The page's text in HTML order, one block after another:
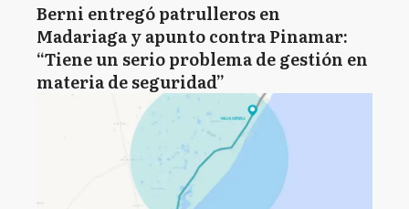
Berni entregó patrulleros en
Madariaga y apunto contra Pinamar:
“Tiene un serio problema de gestión en
materia de seguridad”